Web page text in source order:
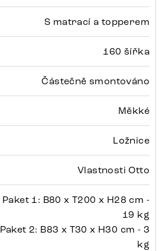
S matrací a topperem
160 šířka
Částečně smontováno
Měkké
Ložnice
Vlastnosti Otto
Paket 1: B80 x T200 x H28 cm -
19 kg
Paket 2: B83 x T30 x H30 cm - 3
kg